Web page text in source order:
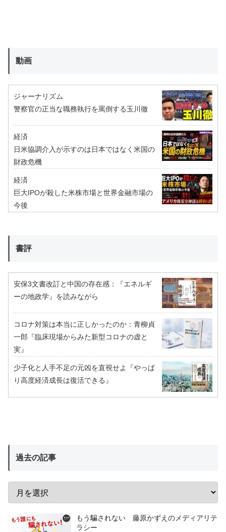
動画
ジャーナリズム
警察官の正当な職務執行を罵倒する玉川徹
経済
日米協調介入が示すのは日本ではなく米国の
財政危機
経済
巨大IPOが殺した米株市場と世界金融市場の
今後
書評
安保3文書改訂と中国の存在感：『エネルギ
ーの地政学』を読みながら
コロナ対策は本当に正しかったのか：青柳貞
一郎『臨床現場からみた新型コロナの虚と
実』
少子化と人手不足の元凶を直視せよ『やっぱ
り高度経済成長は復活できる』
過去の記事
もう騙されない 藤原かずえのメディアリテ
ラシー